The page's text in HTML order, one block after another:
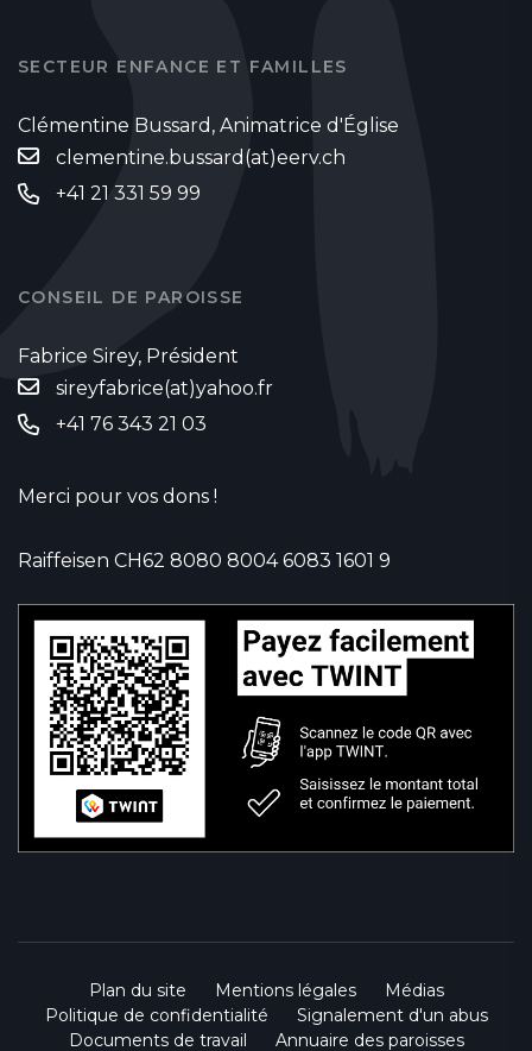
SECTEUR ENFANCE ET FAMILLES
Clémentine Bussard, Animatrice d'Église
clementine.bussard(at)eerv.ch
+41 21 331 59 99
CONSEIL DE PAROISSE
Fabrice Sirey, Président
sireyfabrice(at)yahoo.fr
‭+41 76 343 21 03‬
Merci pour vos dons !
Raiffeisen CH62 8080 8004 6083 1601 9
Plan du site Mentions légales
Médias
Politique de confidentialité
Signalement d'un abus
Documents de travail
Annuaire des paroisses